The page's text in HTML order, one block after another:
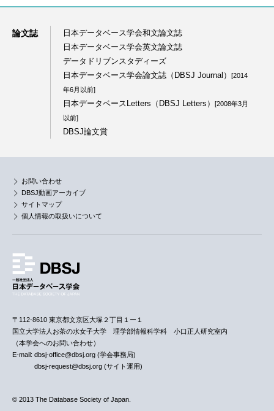
論文誌
日本データベース学会和文論文誌
日本データベース学会英文論文誌
データドリブンスタディーズ
日本データベース学会論文誌（DBSJ Journal）
[2014
年6月以前]
日本データベースLetters（DBSJ Letters）
[2008年3月
以前]
DBSJ論文賞
お問い合わせ
DBSJ動画アーカイブ
サイトマップ
個人情報の取扱いについて
〒112-8610 東京都文京区大塚２丁目１ー１
国立大学法人お茶の水女子大学 理学部情報科学科 小口正人研究室内
（本学会へのお問い合わせ）
E-mail: dbsj-office@dbsj.org (学会事務局)
dbsj-request@dbsj.org (サイト運用)
© 2013 The Database Society of Japan.